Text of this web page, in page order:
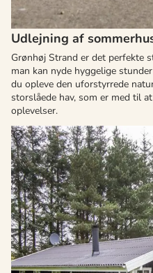
Udlejning af
Grønhøj Strand er det perfekte
man kan nyde hyggelige
du opleve den uforstyrrede
storslåede hav, som er med til
oplevelser.
OmFårup